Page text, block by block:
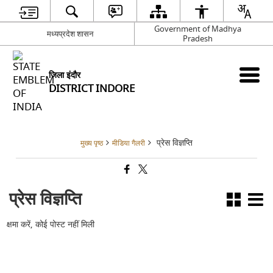
मध्यप्रदेश शासन
Government of Madhya
Pradesh
जिला इंदौर
DISTRICT INDORE
मुख्य पृष्ठ मीडिया गैलरी प्रेस विज्ञप्ति
प्रेस विज्ञप्ति
क्षमा करें, कोई पोस्ट नहीं मिली